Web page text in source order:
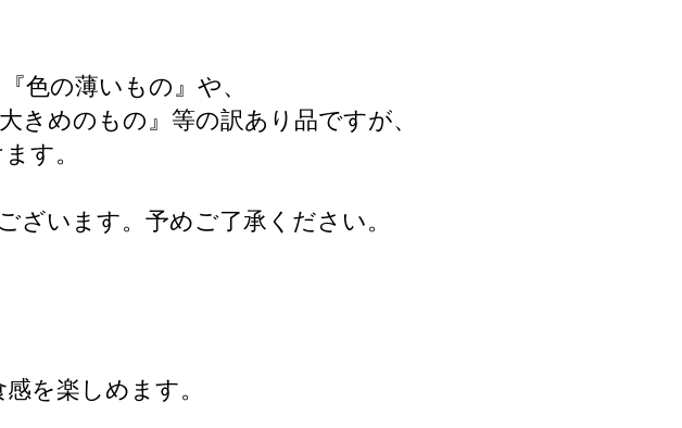
色の薄いもの』や、
きめのもの』等の訳あり品ですが、
す。
います。予めご了承ください。
を楽しめます。